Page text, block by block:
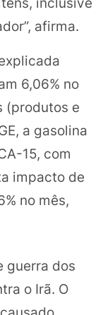
afirma.
6,06% no
(produtos e
a gasolina
15, com
impacto de
no mês,
guerra dos
o Irã. O